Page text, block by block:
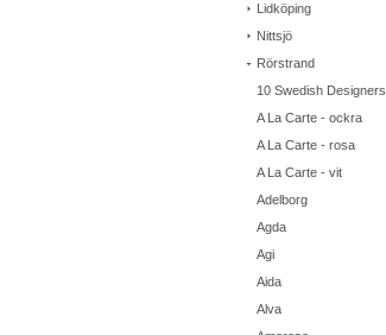
Lidköping
Nittsjö
Rörstrand
10 Swedish Designers
A La Carte - ockra
A La Carte - rosa
A La Carte - vit
Adelborg
Agda
Agi
Aida
Alva